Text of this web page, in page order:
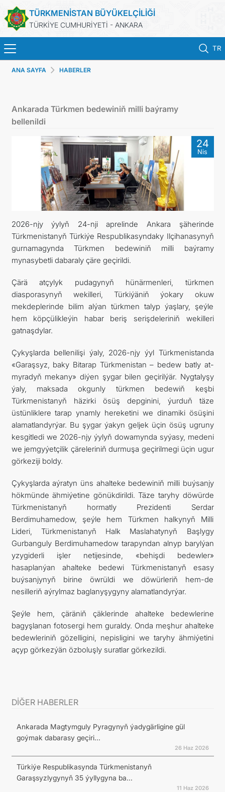
TÜRKMENİSTAN BÜYÜKELÇİLİĞİ
TÜRKİYE CUMHURİYETİ - ANKARA
TR
KONSOLOSLUK IŞLEMLERI
RANDEVU ALINIZ
DB
TOURISM
İLETIŞIM
ANA SAYFA HABERLER
Ankarada Türkmen bedewiniň milli baýramy
bellenildi
24
Nis
2026-njy ýylyň 24-nji aprelinde Ankara şäherinde
Türkmenistanyň Türkiýe Respublikasyndaky Ilçihanasynyň
gurnamagynda Türkmen bedewiniň milli baýramy
mynasybetli dabaraly çäre geçirildi.
Çärä atçylyk pudagynyň hünärmenleri, türkmen
diasporasynyň wekilleri, Türkiýäniň ýokary okuw
mekdeplerinde bilim alýan türkmen talyp ýaşlary, şeýle
hem köpçülikleýin habar beriş serişdeleriniň wekilleri
gatnaşdylar.
Çykyşlarda bellenilişi ýaly, 2026-njy ýyl Türkmenistanda
«Garaşsyz, baky Bitarap Türkmenistan – bedew batly at-
myradyň mekany» diýen şygar bilen geçirilýär. Nygtalyşy
ýaly, maksada okgunly türkmen bedewiň keşbi
Türkmenistanyň häzirki ösüş depginini, ýurduň täze
üstünliklere tarap ynamly hereketini we dinamiki ösüşini
alamatlandyrýar. Bu şygar ýakyn geljek üçin ösüş ugruny
kesgitledi we 2026-njy ýylyň dowamynda syýasy, medeni
we jemgyýetçilik çäreleriniň durmuşa geçirilmegi üçin ugur
görkeziji boldy.
Çykyşlarda aýratyn üns ahalteke bedewiniň milli buýsanjy
hökmünde ähmiýetine gönükdirildi. Täze taryhy döwürde
Türkmenistanyň hormatly Prezidenti Serdar
Berdimuhamedow, şeýle hem Türkmen halkynyň Milli
Lideri, Türkmenistanyň Halk Maslahatynyň Başlygy
Gurbanguly Berdimuhamedow tarapyndan alnyp barylýan
yzygiderli işler netijesinde, «behişdi bedewler»
hasaplanýan ahalteke bedewi Türkmenistanyň esasy
buýsanjynyň birine öwrüldi we döwürleriň hem-de
nesilleriň aýrylmaz baglanyşygyny alamatlandyrýar.
Şeýle hem, çäräniň çäklerinde ahalteke bedewlerine
bagyşlanan fotosergi hem guraldy. Onda meşhur ahalteke
bedewleriniň gözelligini, nepisligini we taryhy ähmiýetini
açyp görkezýän özboluşly suratlar görkezildi.
DİĞER HABERLER
Ankarada Magtymguly Pyragynyň ýadygärligine gül
goýmak dabarasy geçiri...
26 Haz 2026
Türkiýe Respublikasynda Türkmenistanyň
Garaşsyzlygynyň 35 ýyllygyna ba...
11 Haz 2026